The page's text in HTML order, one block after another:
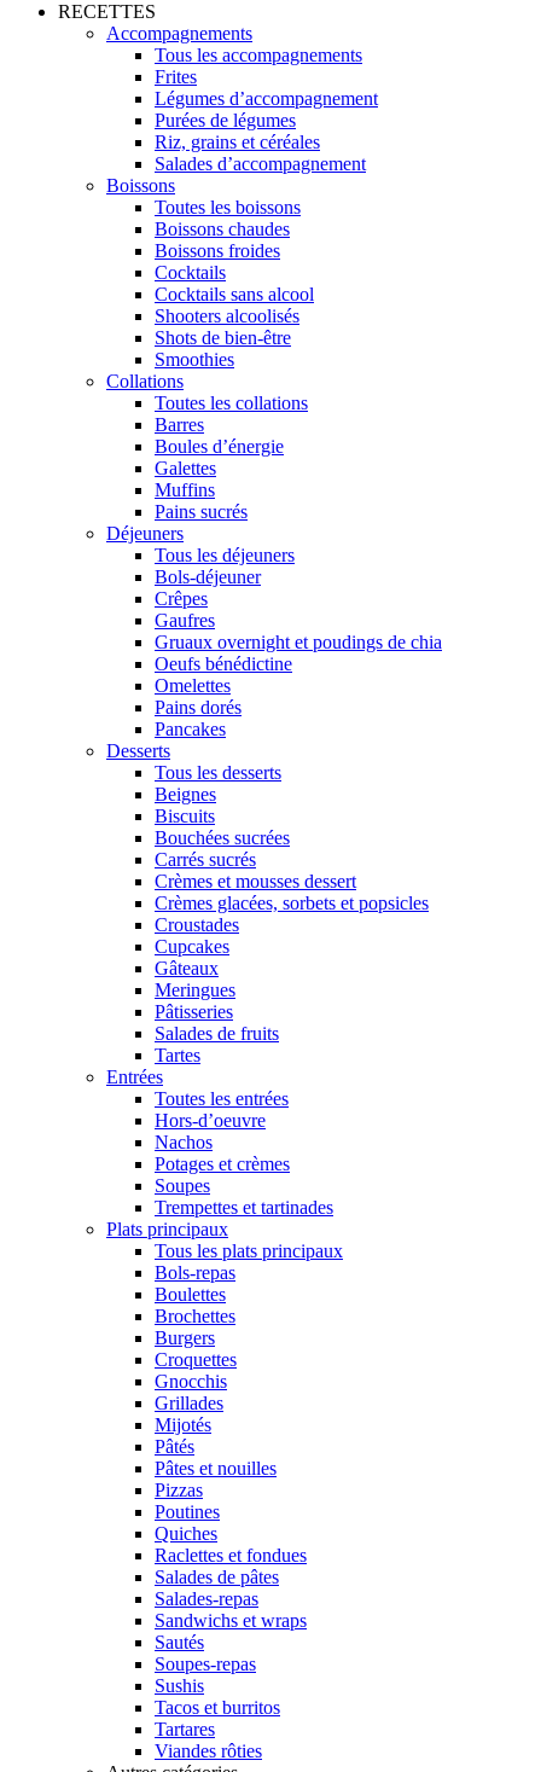
RECETTES
Accompagnements
Tous les accompagnements
Frites
Légumes d’accompagnement
Purées de légumes
Riz, grains et céréales
Salades d’accompagnement
Boissons
Toutes les boissons
Boissons chaudes
Boissons froides
Cocktails
Cocktails sans alcool
Shooters alcoolisés
Shots de bien-être
Smoothies
Collations
Toutes les collations
Barres
Boules d’énergie
Galettes
Muffins
Pains sucrés
Déjeuners
Tous les déjeuners
Bols-déjeuner
Crêpes
Gaufres
Gruaux overnight et poudings de chia
Oeufs bénédictine
Omelettes
Pains dorés
Pancakes
Desserts
Tous les desserts
Beignes
Biscuits
Bouchées sucrées
Carrés sucrés
Crèmes et mousses dessert
Crèmes glacées, sorbets et popsicles
Croustades
Cupcakes
Gâteaux
Meringues
Pâtisseries
Salades de fruits
Tartes
Entrées
Toutes les entrées
Hors-d’oeuvre
Nachos
Potages et crèmes
Soupes
Trempettes et tartinades
Plats principaux
Tous les plats principaux
Bols-repas
Boulettes
Brochettes
Burgers
Croquettes
Gnocchis
Grillades
Mijotés
Pâtés
Pâtes et nouilles
Pizzas
Poutines
Quiches
Raclettes et fondues
Salades de pâtes
Salades-repas
Sandwichs et wraps
Sautés
Soupes-repas
Sushis
Tacos et burritos
Tartares
Viandes rôties